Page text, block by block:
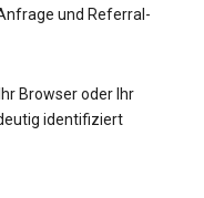
und Referral-
Browser oder Ihr
identifiziert